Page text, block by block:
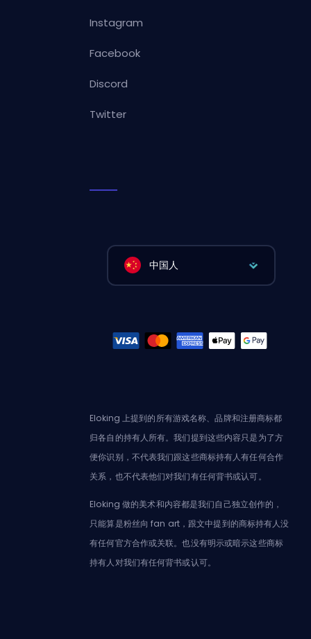
Instagram
Facebook
Discord
Twitter
中国人
Eloking 上提到的所有游戏名称、品牌和注册商标都
归各自的持有人所有。我们提到这些内容只是为了方
便你识别，不代表我们跟这些商标持有人有任何合作
关系，也不代表他们对我们有任何背书或认可。
Eloking 做的美术和内容都是我们自己独立创作的，
只能算是粉丝向 fan art，跟文中提到的商标持有人没
有任何官方合作或关联。也没有明示或暗示这些商标
持有人对我们有任何背书或认可。